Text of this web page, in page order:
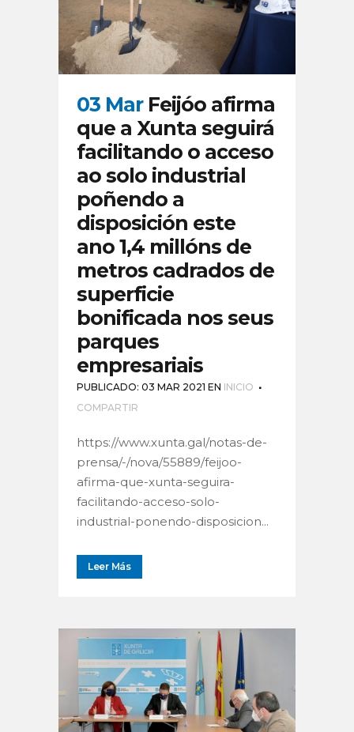
03 Mar Feijóo afirma
que a Xunta seguirá
facilitando o acceso
ao solo industrial
poñendo a
disposición este
ano 1,4 millóns de
metros cadrados de
superficie
bonificada nos seus
parques
empresariais
PUBLICADO: 03 MAR 2021 EN INICIO
COMPARTIR
https://www.xunta.gal/notas-de-
prensa/-/nova/55889/feijoo-
afirma-que-xunta-seguira-
facilitando-acceso-solo-
industrial-ponendo-disposicion...
Leer Más